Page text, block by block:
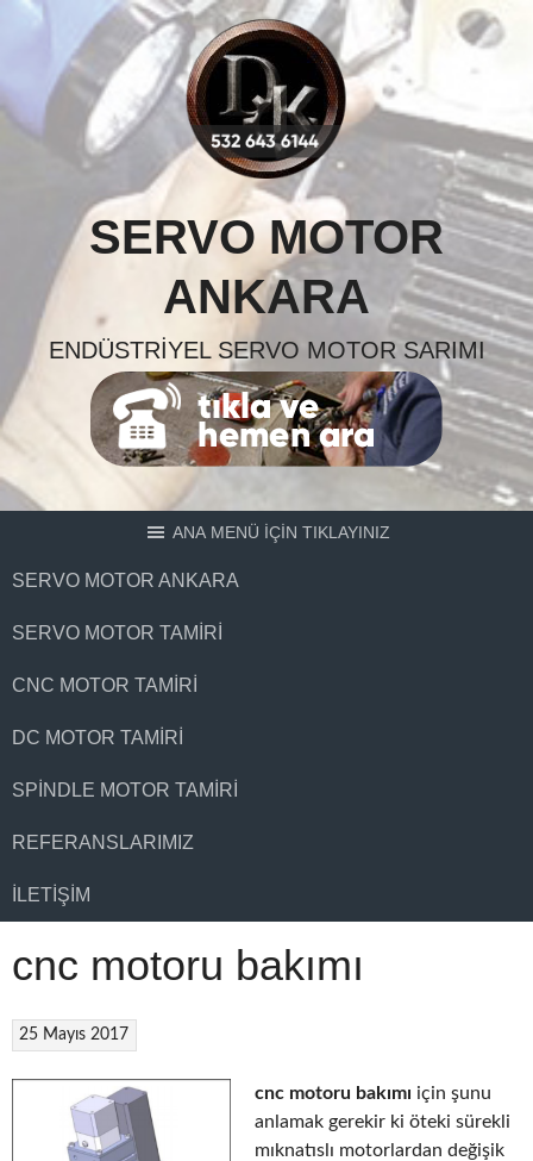
Skip
content
SERVO MOTOR
ANKARA
ENDÜSTRIYEL SERVO MOTOR SARIMI
ANA MENÜ İÇİN TIKLAYINIZ
SERVO MOTOR ANKARA
SERVO MOTOR TAMIRI
CNC MOTOR TAMIRI
DC MOTOR TAMIRI
SPINDLE MOTOR TAMIRI
REFERANSLARIMIZ
İLETIŞIM
cnc motoru bakımı
25 Mayıs 2017
cnc motoru bakımı için şunu
anlamak gerekir ki öteki sürekli
mıknatıslı motorlardan değişik